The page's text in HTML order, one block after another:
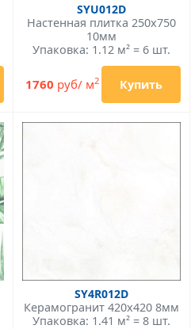
SYU012D
Настенная плитка 250x750
10мм
Упаковка: 1.12 м² = 6 шт.
1760 руб/ м2 Купить
SY4R012D
Керамогранит 420x420 8мм
Упаковка: 1.41 м² = 8 шт.